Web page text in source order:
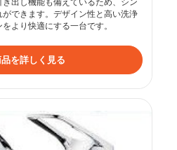
出し機能も備えているため、シン
できます。デザイン性と高い洗浄
より快適にする一台です。
を詳しく見る